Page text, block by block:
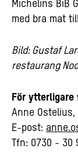
Michelins BiB
med bra mat
Bild: Gustaf
restaurang
För ytterligare
Anne
E-post:
Tfn: 0730 - 30